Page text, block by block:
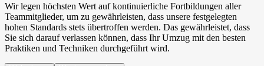
Wir legen höchsten Wert auf kontinuierliche Fortbildungen aller
Teammitglieder, um zu gewährleisten, dass unsere festgelegten
hohen Standards stets übertroffen werden. Das gewährleistet, dass
Sie sich darauf verlassen können, dass Ihr Umzug mit den besten
Praktiken und Techniken durchgeführt wird.